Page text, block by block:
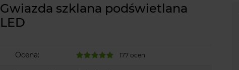
Gwiazda szklana podświetlana
LED
Ocena: 177 ocen